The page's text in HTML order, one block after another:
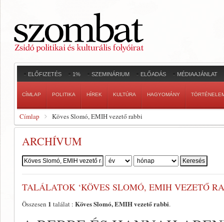
ELŐFIZETÉS 1% SZEMINÁRIUM ELŐADÁS MÉDIAAJÁNLAT
CÍMLAP POLITIKA HÍREK KULTÚRA HAGYOMÁNY
Címlap Köves Slomó, EMIH vezető rabbi
ARCHÍVUM
Szerző:
TALÁLATOK ‘KÖVES SLOMÓ, EMIH VEZETŐ
Összesen 1 találat : Köves Slomó, EMIH vezető rabbi.